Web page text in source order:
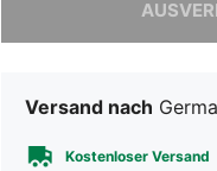
Versand nach
Kostenloser Versand